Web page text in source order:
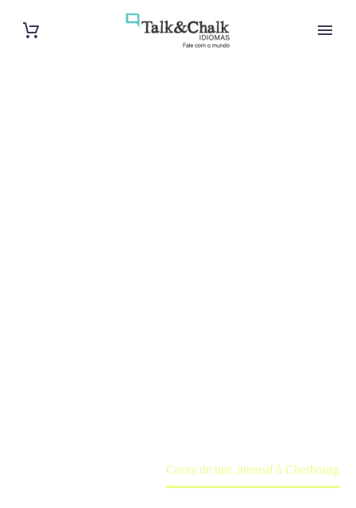
Cours de turc intensif à Cherbourg